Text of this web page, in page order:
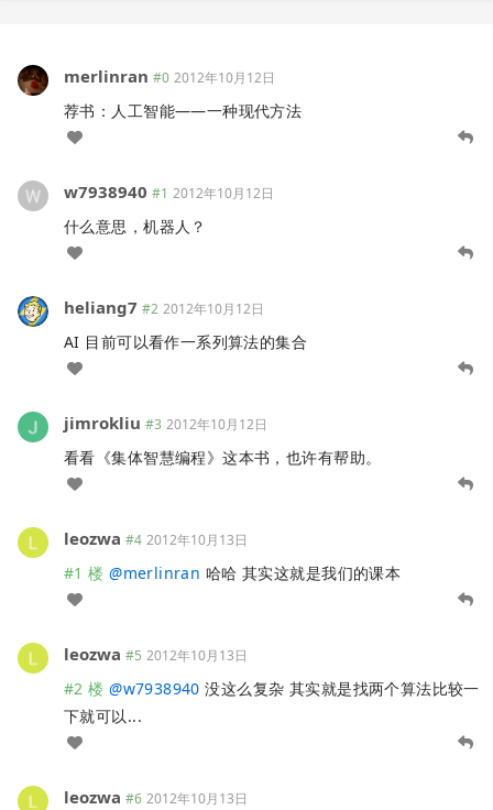
merlinran #0 2012年10月12日
荐书：人工智能——一种现代方法
w7938940 #1 2012年10月12日
什么意思，机器人？
heliang7 #2 2012年10月12日
AI 目前可以看作一系列算法的集合
jimrokliu #3 2012年10月12日
看看《集体智慧编程》这本书，也许有帮助。
leozwa #4 2012年10月13日
#1 楼 @merlinran 哈哈 其实这就是我们的课本
leozwa #5 2012年10月13日
#2 楼 @w7938940 没这么复杂 其实就是找两个算法比较一
下就可以...
leozwa #6 2012年10月13日